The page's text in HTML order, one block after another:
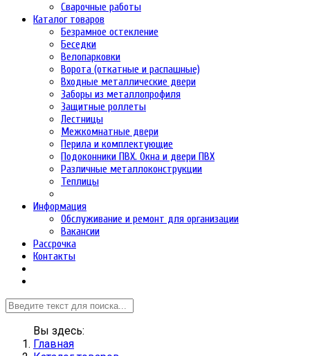
Сварочные работы
Каталог товаров
Безрамное остекление
Беседки
Велопарковки
Ворота (откатные и распашные)
Входные металлические двери
Заборы из металлопрофиля
Защитные роллеты
Лестницы
Межкомнатные двери
Перила и комплектующие
Подоконники ПВХ. Окна и двери ПВХ
Различные металлоконструкции
Теплицы
Информация
Обслуживание и ремонт для организации
Вакансии
Рассрочка
Контакты
Вы здесь:
Главная